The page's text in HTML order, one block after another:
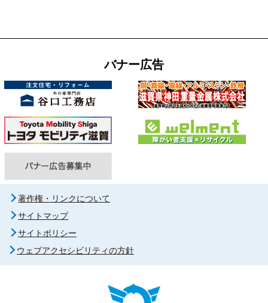
バナー広告
著作権・リンクについて
サイトマップ
サイトポリシー
ウェブアクセシビリティの方針